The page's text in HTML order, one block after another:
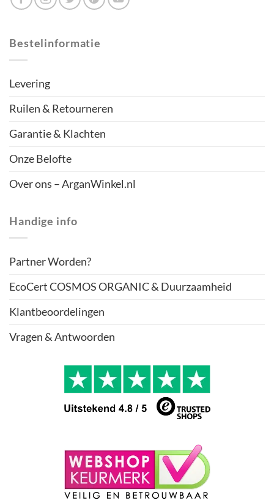
Bestelinformatie
Levering
Ruilen & Retourneren
Garantie & Klachten
Onze Belofte
Over ons – ArganWinkel.nl
Handige info
Partner Worden?
EcoCert COSMOS ORGANIC & Duurzaamheid
Klantbeoordelingen
Vragen & Antwoorden